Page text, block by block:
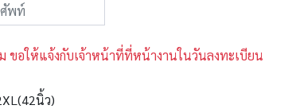
ขอให้แจ้งกับเจ้าหน้าที่ที่หน้างานในวันลงทะเบียน
นิ้ว)